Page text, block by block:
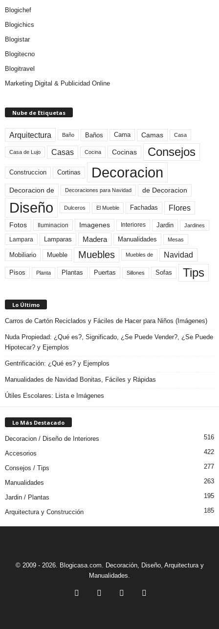
Blogichef
Blogichics
Blogistar
Blogitecno
Blogitravel
Marketing Digital & Publicidad Online
Nube de Etiquetas
Arquitectura Baño Baños Cama Camas Casa
Casa de Lujo Casas Cocina Cocinas Consejos
Construccion Cortinas Decoracion
Decoracion de Decoraciones para Navidad de Decoracion
Diseño Dulceros El Mueble Fachadas Flores
Fotos Iluminacion Imagenes Interiores Jardin Jardines
Lampara Lamparas Madera Manualidades Mesas
Mobiliario Mueble Muebles Muebles de Navidad
Pisos Planta Plantas Puertas Sillones Sofas Tips
Lo Último
Carros de Cartón Reciclados y Fáciles de Hacer para Niños (Imágenes)
Nuda Propiedad: ¿Qué es?, Significado, ¿Se Puede Vender?, ¿Se Puede
Hipotecar? y Ejemplos
Gentrificación: ¿Qué es? y Ejemplos
Manualidades de Navidad Bonitas, Fáciles y Rápidas
Útiles Escolares: Lista e Imágenes
Lo Más Destacado
Decoracion / Diseño de Interiores 516
Accesorios 422
Consejos / Tips 277
Manualidades 263
Jardin / Plantas 195
Arquitectura y Construcción 185
© 2009 - 2026. Blogicasa.com. Decoración, Diseño, Arquitectura y
Manualidades.